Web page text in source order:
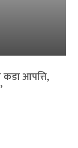
कडा आपत्ति,